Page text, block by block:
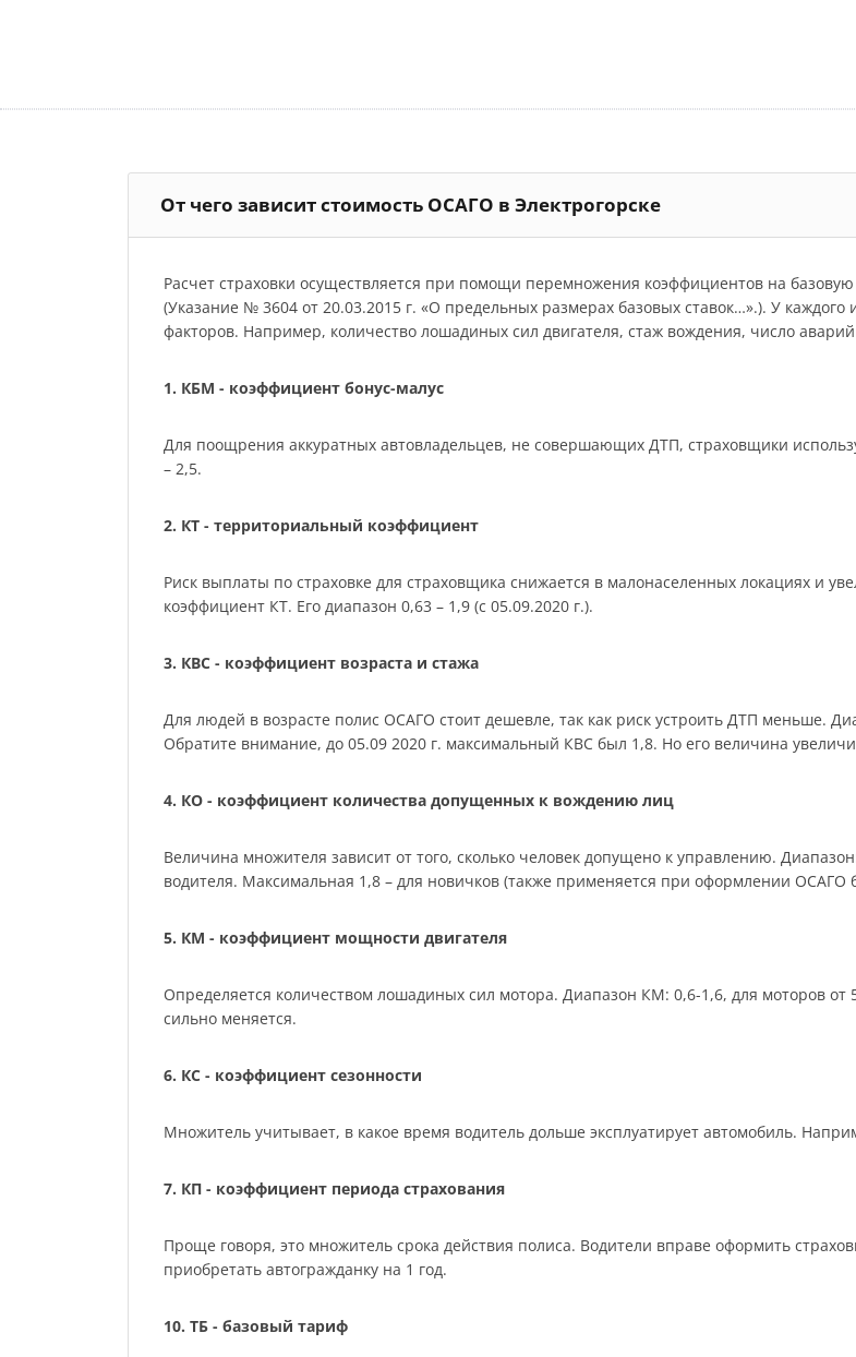
От чего зависит стоимость ОСАГО в Электрогорске
Расчет страховки осуществляется при помощи перемножения коэффициентов на
(Указание № 3604 от 20.03.2015 г. «О предельных размерах базовых ставок…».). У
факторов. Например, количество лошадиных сил двигателя, стаж вождения, число аварий
1. КБМ - коэффициент бонус-малус
Для поощрения аккуратных автовладельцев, не совершающих ДТП, страховщики
– 2,5.
2. КТ - территориальный коэффициент
Риск выплаты по страховке для страховщика снижается в малонаселенных локациях и
коэффициент КТ. Его диапазон 0,63 – 1,9 (с 05.09.2020 г.).
3. КВС - коэффициент возраста и стажа
Для людей в возрасте полис ОСАГО стоит дешевле, так как риск устроить ДТП меньше.
Обратите внимание, до 05.09 2020 г. максимальный КВС был 1,8. Но его величина
4. КО - коэффициент количества допущенных к вождению лиц
Величина множителя зависит от того, сколько человек допущено к управлению.
водителя. Максимальная 1,8 – для новичков (также применяется при оформлении ОСАГО
5. КМ - коэффициент мощности двигателя
Определяется количеством лошадиных сил мотора. Диапазон КМ: 0,6-1,6, для моторов
сильно меняется.
6. КС - коэффициент сезонности
Множитель учитывает, в какое время водитель дольше эксплуатирует автомобиль.
7. КП - коэффициент периода страхования
Проще говоря, это множитель срока действия полиса. Водители вправе оформить
приобретать автогражданку на 1 год.
10. ТБ - базовый тариф